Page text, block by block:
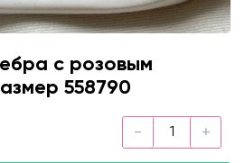
с розовым
558790